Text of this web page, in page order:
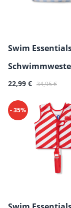
Swim
Flügel, 2-6 Jahre
Verkaufspreis:
22,99 € Regulärer
34,95 €
- 35%